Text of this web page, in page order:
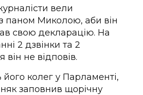
вели
паном Миколою, аби він
свою декларацію. На
2 дзвінки та 2
він не відповів.
його колег у Парламенті,
заповнив щорічну